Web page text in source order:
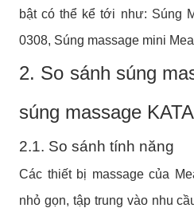
bật có thể kể tới như: Súng
0308, Súng massage mini
2. So sánh súng
súng massage KATA
2.1. So sánh tính năng
Các thiết bị massage của
nhỏ gọn, tập trung vào nhu